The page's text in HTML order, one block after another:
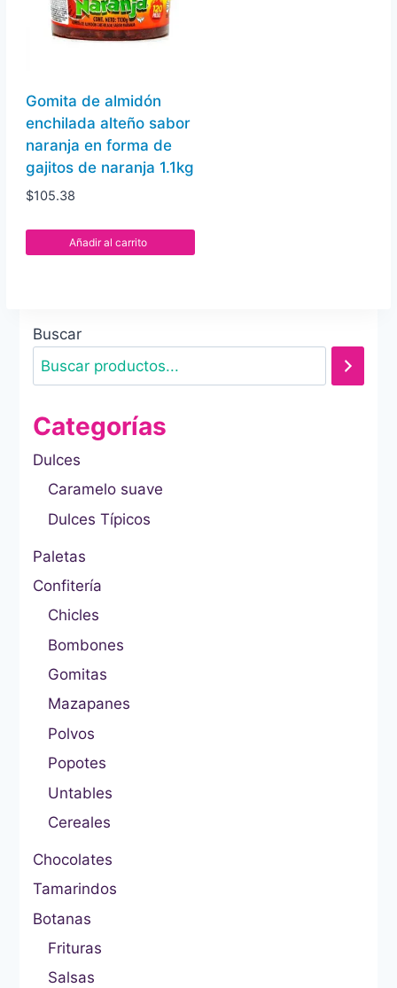
Gomita de almidón
enchilada alteño sabor
naranja en forma de
gajitos de naranja 1.1kg
$105.38
Añadir al carrito
Buscar
Categorías
Dulces
Caramelo suave
Dulces Típicos
Paletas
Confitería
Chicles
Bombones
Gomitas
Mazapanes
Polvos
Popotes
Untables
Cereales
Chocolates
Tamarindos
Botanas
Frituras
Salsas